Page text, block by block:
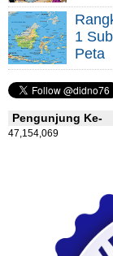
1
Peta
Pengunjung Ke-
47,154,069